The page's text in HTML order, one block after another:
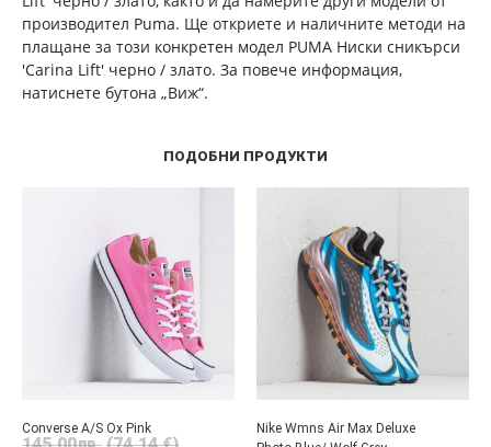
производител Puma. Ще откриете и наличните методи на
плащане за този конкретен модел PUMA Ниски сникърси
'Carina Lift' черно / злато. За повече информация,
натиснете бутона „Виж“.
ПОДОБНИ ПРОДУКТИ
Converse A/S Ox Pink
Nike Wmns Air Max Deluxe